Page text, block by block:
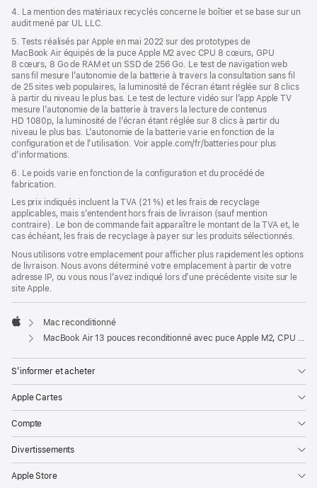
4. La mention des matériaux recyclés concerne le boîtier et se base sur un
audit mené par UL LLC.
5. Tests réalisés par Apple en mai 2022 sur des prototypes de
MacBook Air équipés de la puce Apple M2 avec CPU 8 cœurs, GPU
8 cœurs, 8 Go de RAM et un SSD de 256 Go. Le test de navigation web
sans fil mesure l’autonomie de la batterie à travers la consultation sans fil
de 25 sites web populaires, la luminosité de l’écran étant réglée sur 8 clics
à partir du niveau le plus bas. Le test de lecture vidéo sur l’app Apple TV
mesure l’autonomie de la batterie à travers la lecture de contenus
HD 1080p, la luminosité de l’écran étant réglée sur 8 clics à partir du
niveau le plus bas. L’autonomie de la batterie varie en fonction de la
configuration et de l’utilisation. Voir apple.com/fr/batteries pour plus
d’informations.
6. Le poids varie en fonction de la configuration et du procédé de
fabrication.
Les prix indiqués incluent la TVA (21 %) et les frais de recyclage
applicables, mais s’entendent hors frais de livraison (sauf mention
contraire). Le bon de commande fait apparaître le montant de la TVA et, le
cas échéant, les frais de recyclage à payer sur les produits sélectionnés.
Nous utilisons votre emplacement pour afficher plus rapidement les options
de livraison. Nous avons déterminé votre emplacement à partir de votre
adresse IP, ou vous nous l’avez indiqué lors d’une précédente visite sur le
site Apple.
Apple
Mac reconditionné
MacBook Air 13 pouces reconditionné avec puce Apple M2, CPU 8 cœurs et GPU 10 cœurs - Minuit
S’informer et acheter
Apple Cartes
Compte
Divertissements
Apple Store